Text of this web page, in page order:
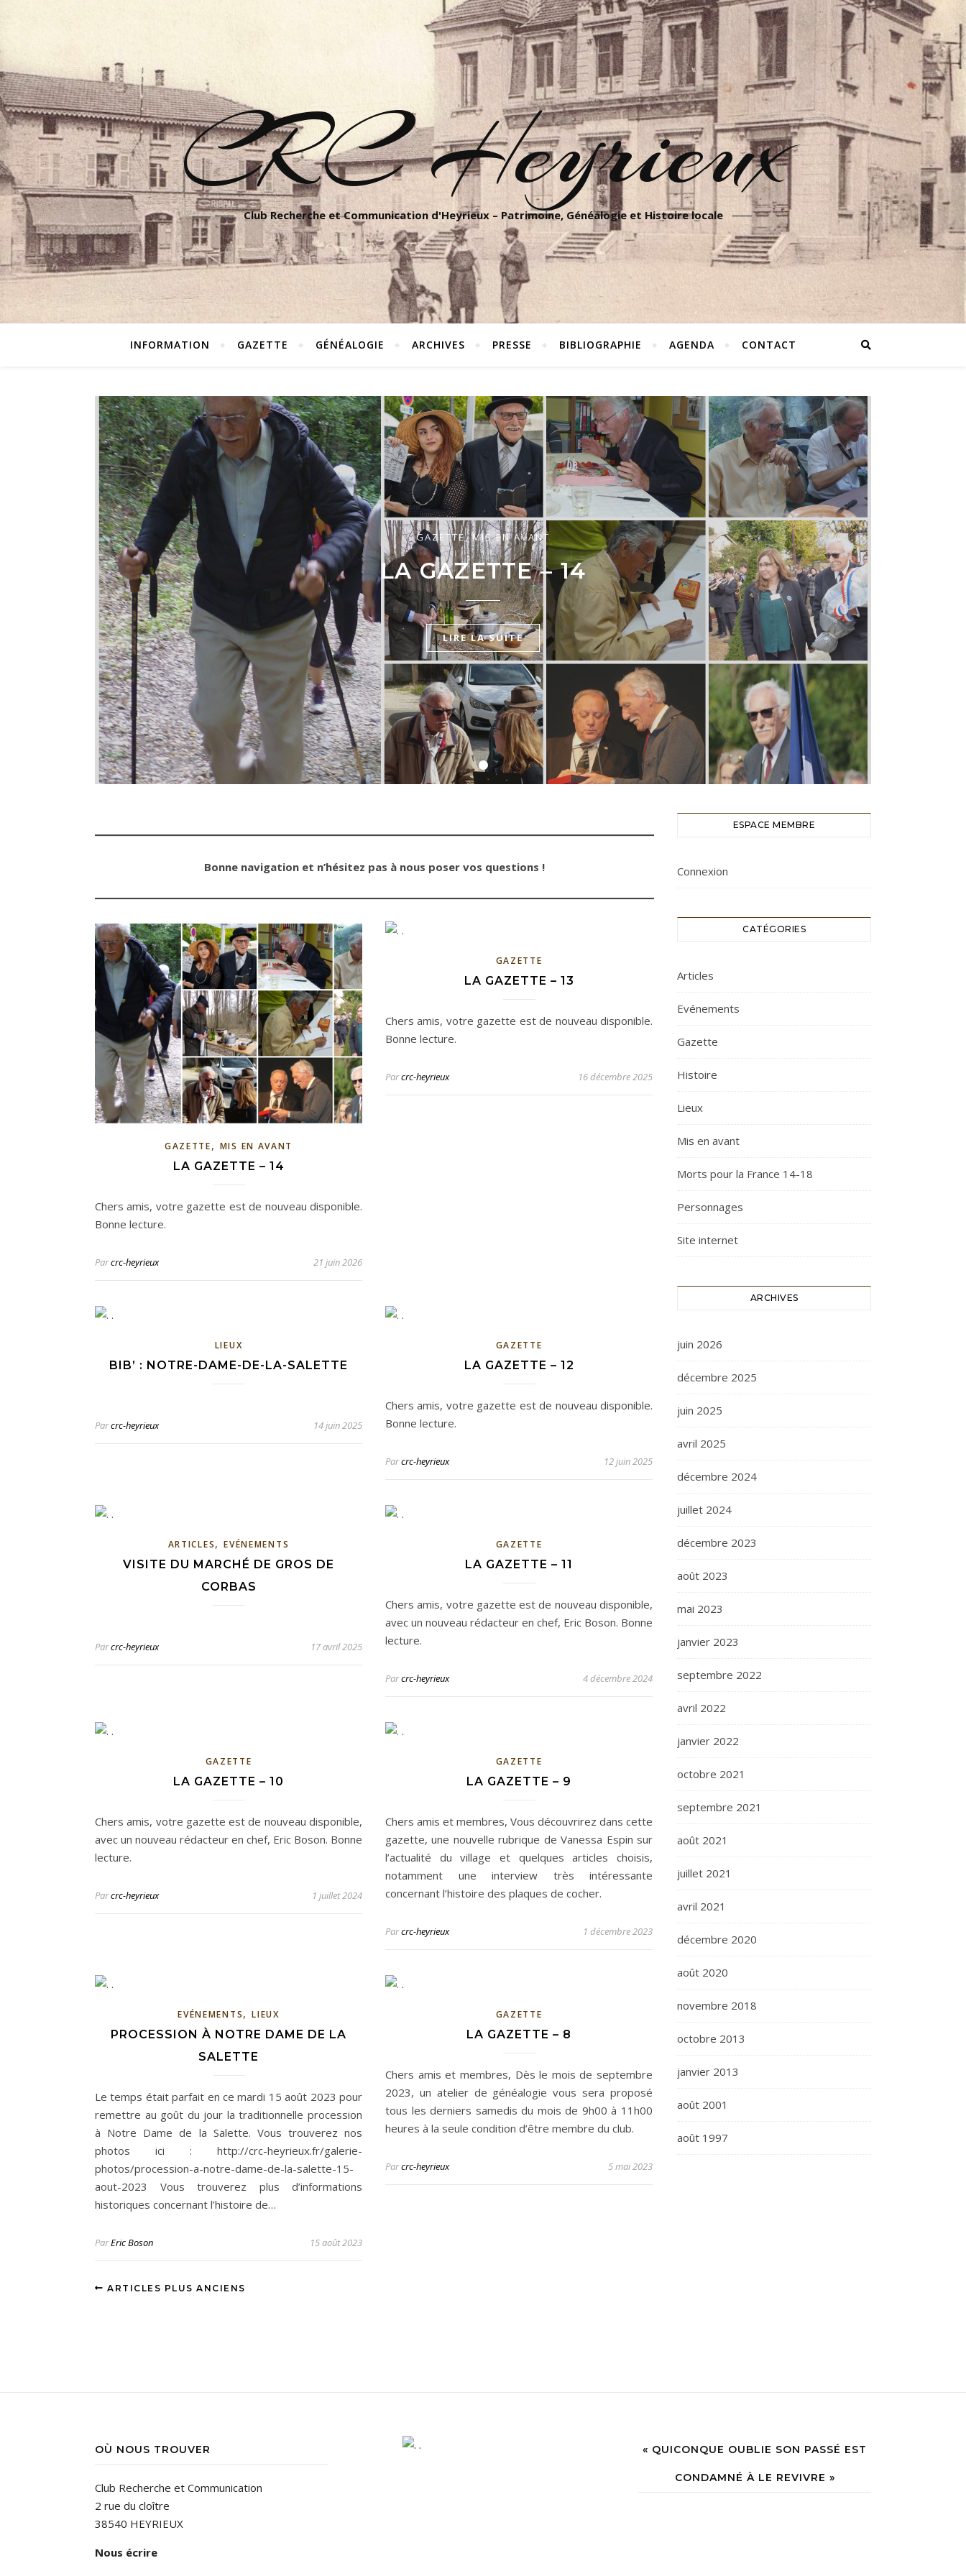
CRC Heyrieux
Club Recherche et Communication d'Heyrieux – Patrimoine, Généalogie et Histoire locale
INFORMATION GAZETTE GÉNÉALOGIE ARCHIVES PRESSE BIBLIOGRAPHIE AGENDA CONTACT
GAZETTE,MIS EN AVANT
LA GAZETTE – 14
LIRE LA SUITE
Bonne navigation et n’hésitez pas à nous poser vos questions !
GAZETTE, MIS EN AVANT
LA GAZETTE – 14
Chers amis, votre gazette est de nouveau disponible.
Bonne lecture.
Parcrc-heyrieux 21 juin 2026
GAZETTE
LA GAZETTE – 13
Chers amis, votre gazette est de nouveau disponible.
Bonne lecture.
Parcrc-heyrieux 16 décembre 2025
LIEUX
BIB’ : NOTRE-DAME-DE-LA-SALETTE
Parcrc-heyrieux 14 juin 2025
GAZETTE
LA GAZETTE – 12
Chers amis, votre gazette est de nouveau disponible.
Bonne lecture.
Parcrc-heyrieux 12 juin 2025
ARTICLES,EVÉNEMENTS
VISITE DU MARCHÉ DE GROS DE
CORBAS
Parcrc-heyrieux 17 avril 2025
GAZETTE
LA GAZETTE – 11
Chers amis, votre gazette est de nouveau disponible,
avec un nouveau rédacteur en chef, Eric Boson. Bonne
lecture.
Parcrc-heyrieux 4 décembre 2024
GAZETTE
LA GAZETTE – 10
Chers amis, votre gazette est de nouveau disponible,
avec un nouveau rédacteur en chef, Eric Boson. Bonne
lecture.
Parcrc-heyrieux 1 juillet 2024
GAZETTE
LA GAZETTE – 9
Chers amis et membres, Vous découvrirez dans cette
gazette, une nouvelle rubrique de Vanessa Espin sur
l’actualité du village et quelques articles choisis,
notamment une interview très intéressante
concernant l’histoire des plaques de cocher.
Parcrc-heyrieux 1 décembre 2023
EVÉNEMENTS,LIEUX
PROCESSION À NOTRE DAME DE LA
SALETTE
Le temps était parfait en ce mardi 15 août 2023 pour
remettre au goût du jour la traditionnelle procession
à Notre Dame de la Salette. Vous trouverez nos
photos ici : http://crc-heyrieux.fr/galerie-
photos/procession-a-notre-dame-de-la-salette-15-
aout-2023 Vous trouverez plus d’informations
historiques concernant l’histoire de…
ParEric Boson 15 août 2023
GAZETTE
LA GAZETTE – 8
Chers amis et membres, Dès le mois de septembre
2023, un atelier de généalogie vous sera proposé
tous les derniers samedis du mois de 9h00 à 11h00
heures à la seule condition d’être membre du club.
Parcrc-heyrieux 5 mai 2023
ARTICLES PLUS ANCIENS
ESPACE MEMBRE
Connexion
CATÉGORIES
Articles
Evénements
Gazette
Histoire
Lieux
Mis en avant
Morts pour la France 14-18
Personnages
Site internet
ARCHIVES
juin 2026
décembre 2025
juin 2025
avril 2025
décembre 2024
juillet 2024
décembre 2023
août 2023
mai 2023
janvier 2023
septembre 2022
avril 2022
janvier 2022
octobre 2021
septembre 2021
août 2021
juillet 2021
avril 2021
décembre 2020
août 2020
novembre 2018
octobre 2013
janvier 2013
août 2001
août 1997
OÙ NOUS TROUVER
Club Recherche et Communication
2 rue du cloître
38540 HEYRIEUX
Nous écrire
« QUICONQUE OUBLIE SON PASSÉ EST
CONDAMNÉ À LE REVIVRE »